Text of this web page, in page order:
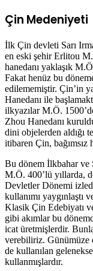
Çin Medeniyeti
İlk Çin devleti Sarı
en eski şehir Erlitou
hanedanı yaklaşık
Fakat henüz bu
edilememiştir. Çin’in
Hanedanı ile
ilkyazılar M.Ö.
Zhou Hanedanı
dini objelerden aldığı
itibaren Çin, bağımsız
Bu dönem İlkbahar ve
M.Ö. 400’lü yıllarda,
Devletler Dönemi
kullanımı
Klasik Çin Edebiyatı
gibi akımlar bu
icat üretmişlerdir.
verebiliriz. Günümüze
de kullanılan
kullanmışlardır.